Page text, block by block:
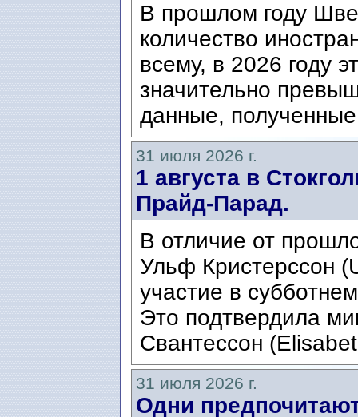
В прошлом году
количество
всему, в 2026 году
значительно
данные,
31 июля 2026 г.
1 августа в
Прайд-Парад.
В отличие от
Ульф Кристерссон
участие в
Это подтвердила
Свантессон
31 июля 2026 г.
Одни